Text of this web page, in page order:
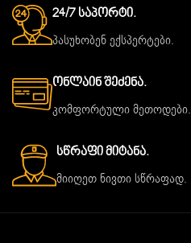
24/7 Საპორტი.
პასუხობენ ექსპერტები.
Ონლაინ Შეძენა.
კომფორტული მეთოდები.
Სწრაფი Მიტანა.
მიიღეთ ნივთი სწრაფად.